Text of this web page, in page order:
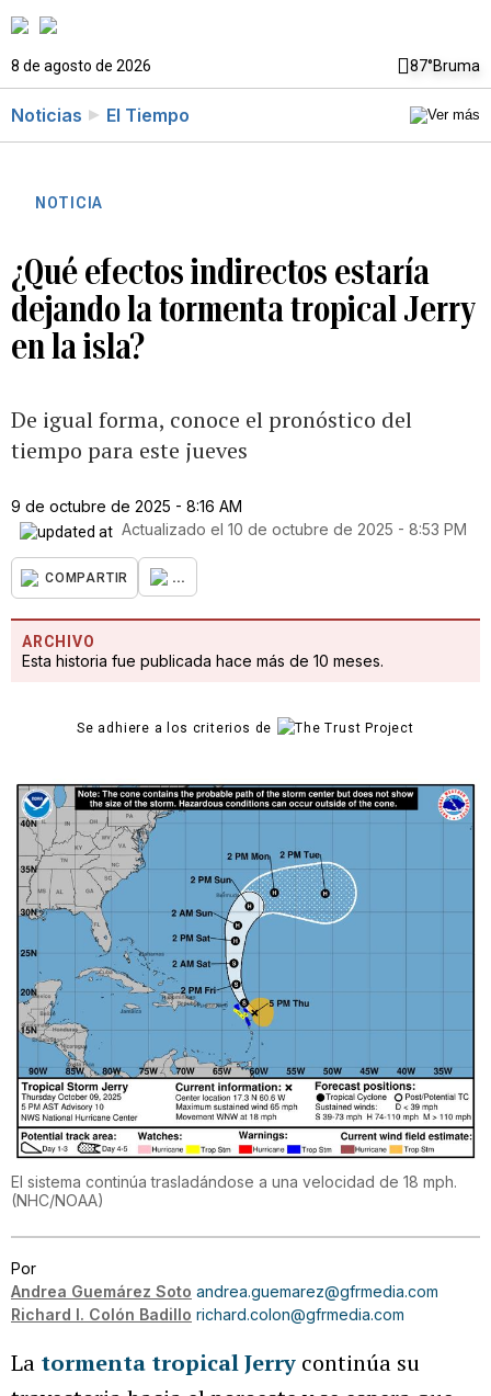
8 de agosto de 2026 87°Bruma
Noticias El Tiempo
NOTICIA
¿Qué efectos indirectos estaría
dejando la tormenta tropical Jerry
en la isla?
De igual forma, conoce el pronóstico del
tiempo para este jueves
9 de octubre de 2025 - 8:16 AM
Actualizado el 10 de octubre de 2025 - 8:53 PM
COMPARTIR ...
ARCHIVO
Esta historia fue publicada hace más de 10 meses.
Se adhiere a los criterios de
El sistema continúa trasladándose a una velocidad de 18 mph.
(NHC/NOAA)
Por
Andrea Guemárez Soto andrea.guemarez@gfrmedia.com
Richard I. Colón Badillo richard.colon@gfrmedia.com
La tormenta tropical Jerry continúa su